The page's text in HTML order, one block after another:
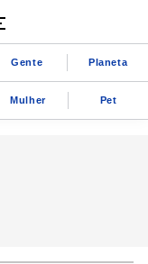
Gente Planeta
Mulher Pet